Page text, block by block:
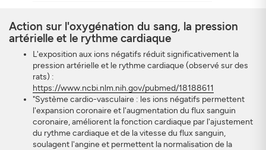
Action sur l'oxygénation du sang, la pression
artérielle et le rythme cardiaque
L'exposition aux ions négatifs réduit significativement la
pression artérielle et le rythme cardiaque (observé sur des
rats) :
https://www.ncbi.nlm.nih.gov/pubmed/18188611
"Système cardio-vasculaire : les ions négatifs permettent
l'expansion coronaire et l'augmentation du flux sanguin
coronaire, améliorent la fonction cardiaque par l'ajustement
du rythme cardiaque et de la vitesse du flux sanguin,
soulagent l'angine et permettent la normalisation de la